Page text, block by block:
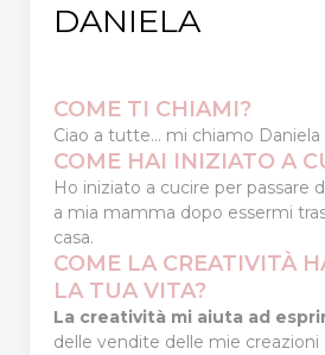
DANIELA
COME TI CHIAMI?
Ciao a tutte… mi chiamo Daniela
COME HAI INIZIATO A
Ho iniziato a cucire per passare
a mia mamma dopo essermi
casa.
COME LA CREATIVITÀ
LA TUA VITA?
La creatività mi aiuta ad
delle vendite delle mie